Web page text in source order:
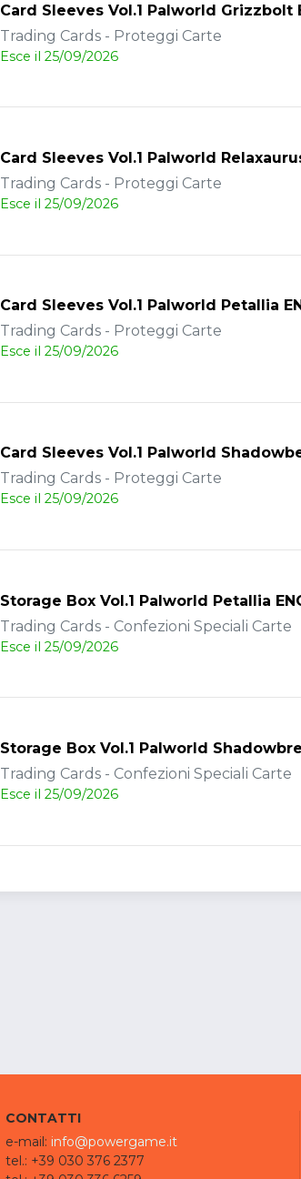
Card Sleeves Vol.1 Palworld Grizzbolt
Trading Cards - Proteggi Carte
Esce il 25/09/2026
Card Sleeves Vol.1 Palworld
Trading Cards - Proteggi Carte
Esce il 25/09/2026
Card Sleeves Vol.1 Palworld Petallia
Trading Cards - Proteggi Carte
Esce il 25/09/2026
Card Sleeves Vol.1 Palworld
Trading Cards - Proteggi Carte
Esce il 25/09/2026
Storage Box Vol.1 Palworld Petallia
Trading Cards - Confezioni Speciali Carte
Esce il 25/09/2026
Storage Box Vol.1 Palworld
Trading Cards - Confezioni Speciali Carte
Esce il 25/09/2026
CONTATTI
e-mail: info@powergame.it
tel.: +39 030 376 2377